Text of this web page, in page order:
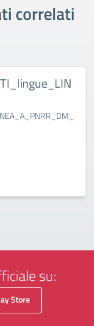
correlati
su:
Store